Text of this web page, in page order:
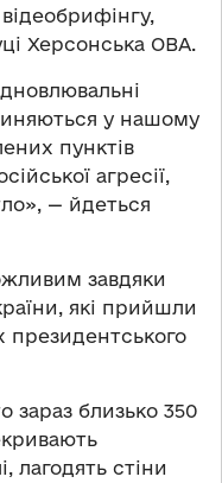
Херсонська ОВА.
у нашому
пунктів
агресії,
— йдеться
завдяки
які прийшли
президентського
зараз близько 350
лагодять стіни